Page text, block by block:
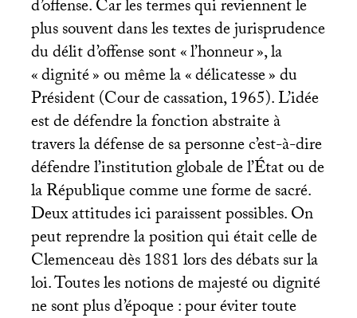
d’offense. Car les termes qui reviennent le
plus souvent dans les textes de jurisprudence
du délit d’offense sont «l’honneur», la
«dignité» ou même la «délicatesse» du
Président (Cour de cassation, 1965). L’idée
est de défendre la fonction abstraite à
travers la défense de sa personne c’est-à-dire
défendre l’institution globale de l’État ou de
la République comme une forme de sacré.
Deux attitudes ici paraissent possibles. On
peut reprendre la position qui était celle de
Clemenceau dès 1881 lors des débats sur la
loi. Toutes les notions de majesté ou dignité
ne sont plus d’époque : pour éviter toute